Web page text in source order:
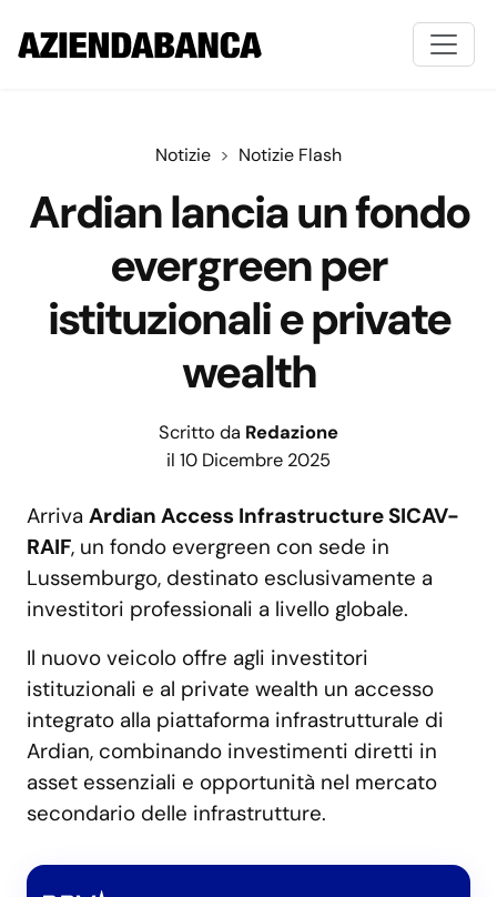
Notizie Notizie Flash
Ardian lancia un fondo
evergreen per
istituzionali e private
wealth
Scritto da Redazione
il 10 Dicembre 2025
Arriva Ardian Access Infrastructure SICAV-
RAIF, un fondo evergreen con sede in
Lussemburgo, destinato esclusivamente a
investitori professionali a livello globale.
Il nuovo veicolo offre agli investitori
istituzionali e al private wealth un accesso
integrato alla piattaforma infrastrutturale di
Ardian, combinando investimenti diretti in
asset essenziali e opportunità nel mercato
secondario delle infrastrutture.